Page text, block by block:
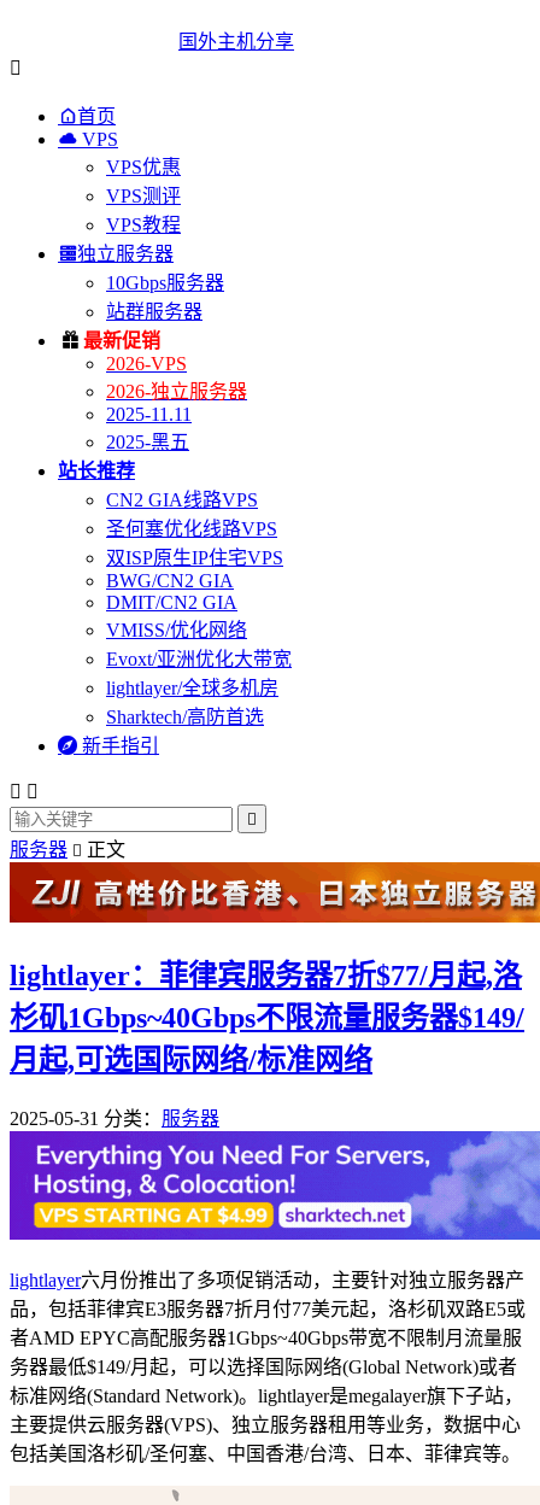
国外主机分享

首页
 VPS
VPS优惠
VPS测评
VPS教程
独立服务器
10Gbps服务器
站群服务器
 最新促销
2026-VPS
2026-独立服务器
2025-11.11
2025-黑五
站长推荐
CN2 GIA线路VPS
圣何塞优化线路VPS
双ISP原生IP住宅VPS
BWG/CN2 GIA
DMIT/CN2 GIA
VMISS/优化网络
Evoxt/亚洲优化大带宽
lightlayer/全球多机房
Sharktech/高防首选
 新手指引
 

服务器  正文
lightlayer：菲律宾服务器7折$77/月起,洛
杉矶1Gbps~40Gbps不限流量服务器$149/
月起,可选国际网络/标准网络
2025-05-31 分类： 服务器
lightlayer六月份推出了多项促销活动，主要针对独立服务器产
品，包括菲律宾E3服务器7折月付77美元起，洛杉矶双路E5或
者AMD EPYC高配服务器1Gbps~40Gbps带宽不限制月流量服
务器最低$149/月起，可以选择国际网络(Global Network)或者
标准网络(Standard Network)。lightlayer是megalayer旗下子站，
主要提供云服务器(VPS)、独立服务器租用等业务，数据中心
包括美国洛杉矶/圣何塞、中国香港/台湾、日本、菲律宾等。